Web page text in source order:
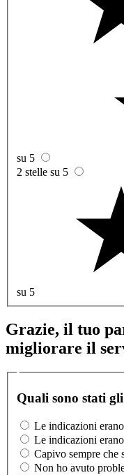
su 5
2 stelle su 5
su 5
Grazie, il tuo
migliorare il
Quali sono stati
Le indicazioni
Le indicazioni
Capivo sempre che
Non ho avuto